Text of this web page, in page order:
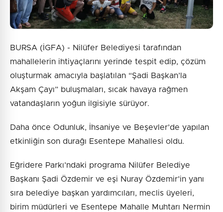
BURSA (İGFA) - Nilüfer Belediyesi tarafından
mahallelerin ihtiyaçlarını yerinde tespit edip, çözüm
oluşturmak amacıyla başlatılan “Şadi Başkan’la
Akşam Çayı” buluşmaları, sıcak havaya rağmen
vatandaşların yoğun ilgisiyle sürüyor.
Daha önce Odunluk, İhsaniye ve Beşevler’de yapılan
etkinliğin son durağı Esentepe Mahallesi oldu.
Eğridere Parkı’ndaki programa Nilüfer Belediye
Başkanı Şadi Özdemir ve eşi Nuray Özdemir’in yanı
sıra belediye başkan yardımcıları, meclis üyeleri,
birim müdürleri ve Esentepe Mahalle Muhtarı Nermin